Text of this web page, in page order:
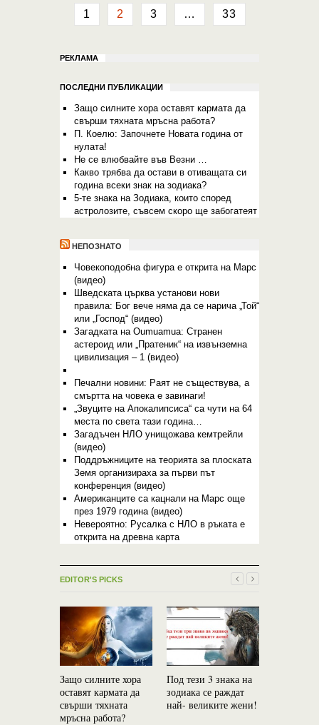
1 2 3 … 33
РЕКЛАМА
ПОСЛЕДНИ ПУБЛИКАЦИИ
Защо силните хора оставят кармата да
свърши тяхната мръсна работа?
П. Коелю: Започнете Новата година от
нулата!
Не се влюбвайте във Везни …
Какво трябва да остави в отиващата си
година всеки знак на зодиака?
5-те знака на Зодиака, които според
астролозите, съвсем скоро ще забогатеят
НЕПОЗНАТО
Човекоподобна фигура е открита на Марс
(видео)
Шведската църква установи нови
правила: Бог вече няма да се нарича „Той“
или „Господ“ (видео)
Загадката на Oumuamua: Странен
астероид или „Пратеник“ на извънземна
цивилизация – 1 (видео)
Печални новини: Раят не съществува, а
смъртта на човека е завинаги!
„Звуците на Апокалипсиса“ са чути на 64
места по света тази година…
Загадъчен НЛО унищожава кемтрейли
(видео)
Поддръжниците на теорията за плоската
Земя организираха за първи път
конференция (видео)
Американците са кацнали на Марс още
през 1979 година (видео)
Невероятно: Русалка с НЛО в ръката е
открита на древна карта
EDITOR'S PICKS
Защо силните хора
оставят кармата да
свърши тяхната
мръсна работа?
Под тези 3 знака на
зодиака се раждат
най- великите жени!